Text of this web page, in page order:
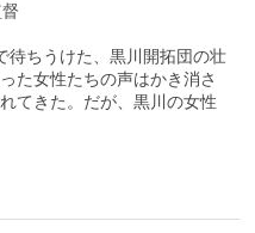
待ちうけた、黒川開拓団の壮
た女性たちの声はかき消さ
てきた。だが、黒川の女性